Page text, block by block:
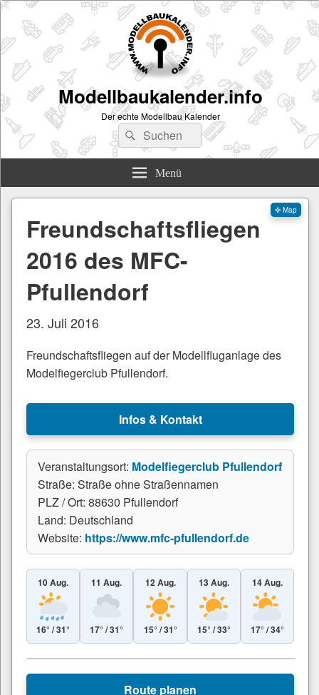
Modellbaukalender.info
Der echte Modellbau Kalender
Suchen
nach:
Suchen
Menü
✜ Map
Freundschaftsfliegen
2016 des MFC-
Pfullendorf
23. Juli 2016
Freundschaftsfliegen auf der Modellfluganlage des
Modelfiegerclub Pfullendorf.
Infos & Kontakt
Veranstaltungsort: Modelfiegerclub Pfullendorf
Straße: Straße ohne Straßennamen
PLZ / Ort: 88630 Pfullendorf
Land: Deutschland
Website: https://www.mfc-pfullendorf.de
10 Aug.
16° / 31°
11 Aug.
17° / 31°
12 Aug.
15° / 31°
13 Aug.
15° / 33°
14 Aug.
17° / 34°
+
Route planen